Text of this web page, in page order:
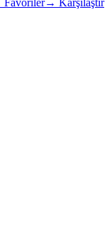
Favoriler→ Karşılaştır